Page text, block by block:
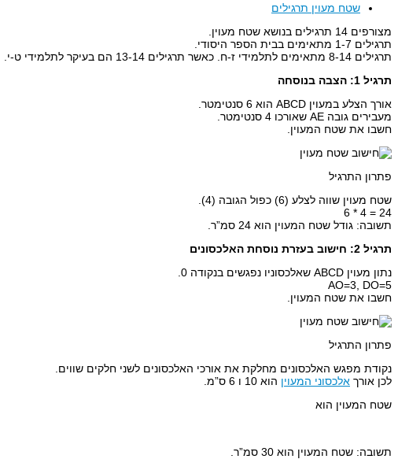
שטח מעוין תרגילים
מצורפים 14 תרגילים בנושא שטח מעוין.
תרגילים 1-7 מתאימים בבית הספר היסודי.
תרגילים 8-14 מתאימים לתלמידי ז-ח. כאשר תרגילים 13-14 הם בעיקר לתלמידי ט-י.
תרגיל 1: הצבה בנוסחה
אורך הצלע במעוין ABCD הוא 6 סנטימטר.
מעבירים גובה AE שאורכו 4 סנטימטר.
חשבו את שטח המעוין.
פתרון התרגיל
שטח מעוין שווה לצלע (6) כפול הגובה (4).
24 = 4 * 6
תשובה: גודל שטח המעוין הוא 24 סמ”ר.
תרגיל 2: חישוב בעזרת נוסחת האלכסונים
נתון מעוין ABCD שאלכסוניו נפגשים בנקודה 0.
AO=3, DO=5
חשבו את שטח המעוין.
פתרון התרגיל
נקודת מפגש האלכסונים מחלקת את אורכי האלכסונים לשני חלקים שווים.
לכן אורך אלכסוני המעוין הוא 10 ו 6 ס”מ.
שטח המעוין הוא
תשובה: שטח המעוין הוא 30 סמ”ר.